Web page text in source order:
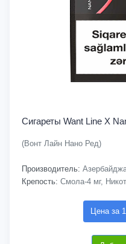
Сигареты Want Line X
(Вонт Лайн Нано Ред)
Производитель:
Крепость: Смола-4 мг,
Цена за